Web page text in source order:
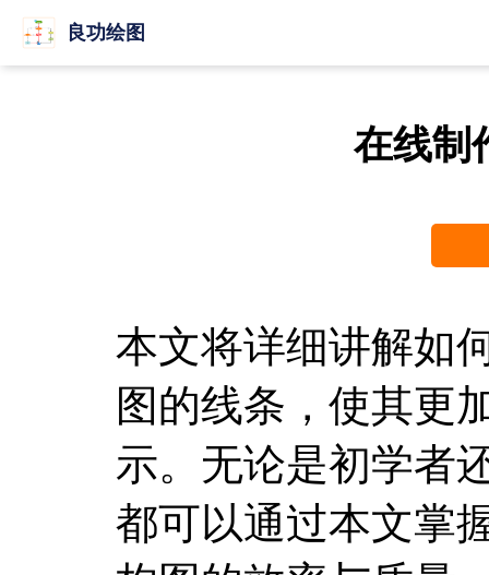
良功绘图
在线制
本文将详细讲解如
图的线条，使其更
示。无论是初学者
都可以通过本文掌